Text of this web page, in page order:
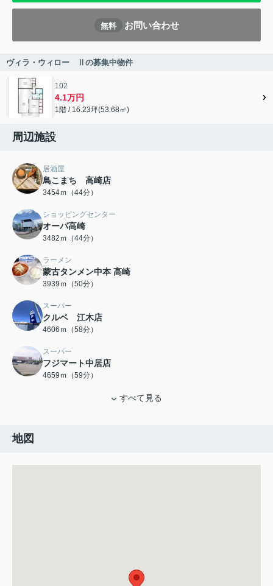
無料 お問い合わせ
ヴィラ・ウィロー Ⅱの募集中物件
102
4.1万円
1階 / 16.23坪(53.68㎡)
周辺施設
居酒屋
鳥こまち 高崎店
3454ｍ（44分）
ショッピングセンター
オーパ高崎
3482ｍ（44分）
ラーメン
蒙古タンメン中本 高崎
3939ｍ（50分）
スーパー
クルベ 江木店
4606ｍ（58分）
スーパー
フジマート中居店
4659ｍ（59分）
すべて見る
地図